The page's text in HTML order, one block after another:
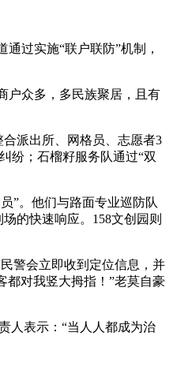
过实施“联户联防”机制，
户众多，多民族聚居，且有
派出所、网格员、志愿者3
纷；石榴籽服务队通过“双
”。他们与路面专业巡防队
的快速响应。158文创园则
警会立即收到定位信息，并
都对我竖大拇指！”老莫自豪
人表示：“当人人都成为治